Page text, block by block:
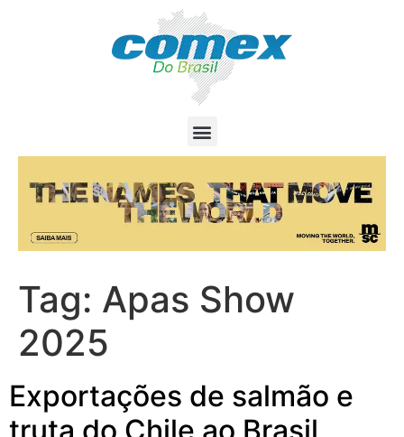
Tag: Apas Show
2025
Exportações de salmão e